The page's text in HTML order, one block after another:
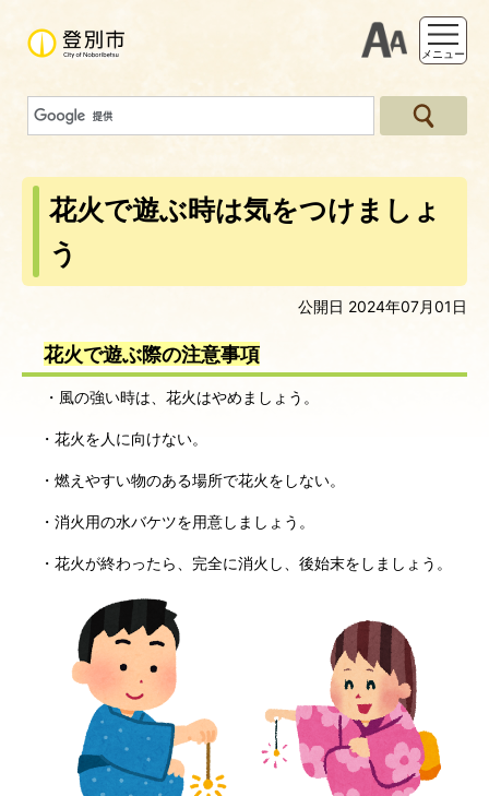
支援ツー
メニュー
花火で遊ぶ時は気をつけましょ
う
公開日 2024年07月01日
花火で遊ぶ際の注意事項
・風の強い時は、花火はやめましょう。
・花火を人に向けない。
・燃えやすい物のある場所で花火をしない。
・消火用の水バケツを用意しましょう。
・花火が終わったら、完全に消火し、後始末をしましょう。